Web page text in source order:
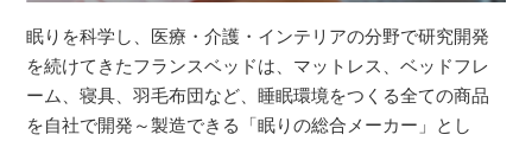
眠りを科学し、医療・介護・インテリアの分野で研究開発
を続けてきたフランスベッドは、マットレス、ベッドフレ
ーム、寝具、羽毛布団など、睡眠環境をつくる全ての商品
を自社で開発～製造できる「眠りの総合メーカー」とし